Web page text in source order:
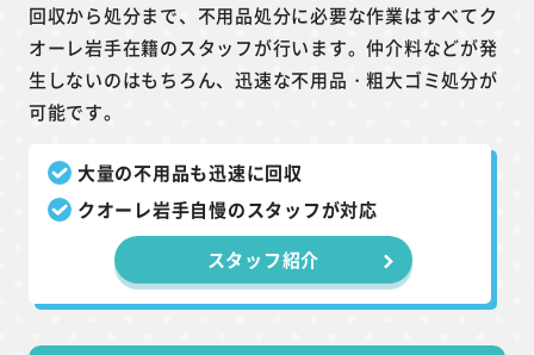
回収から処分まで、不用品処分に必要な作業はすべてク
オーレ岩手在籍のスタッフが行います。仲介料などが発
生しないのはもちろん、迅速な不用品・粗大ゴミ処分が
可能です。
大量の不用品も迅速に回収
クオーレ岩手自慢のスタッフが対応
スタッフ紹介